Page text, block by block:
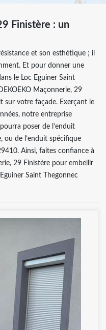
Finistère : un
et son esthétique ; il
Et pour donner une
le Loc Eguiner Saint
Maçonnerie, 29
sur votre façade. Exerçant le
notre entreprise
poser de l’enduit
ou de l’enduit spécifique
Ainsi, faites confiance à
29 Finistère pour embellir
Saint Thegonnec